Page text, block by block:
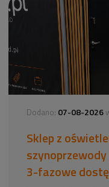
Dodano: 07-08-2026
Sklep z
3-fazowe